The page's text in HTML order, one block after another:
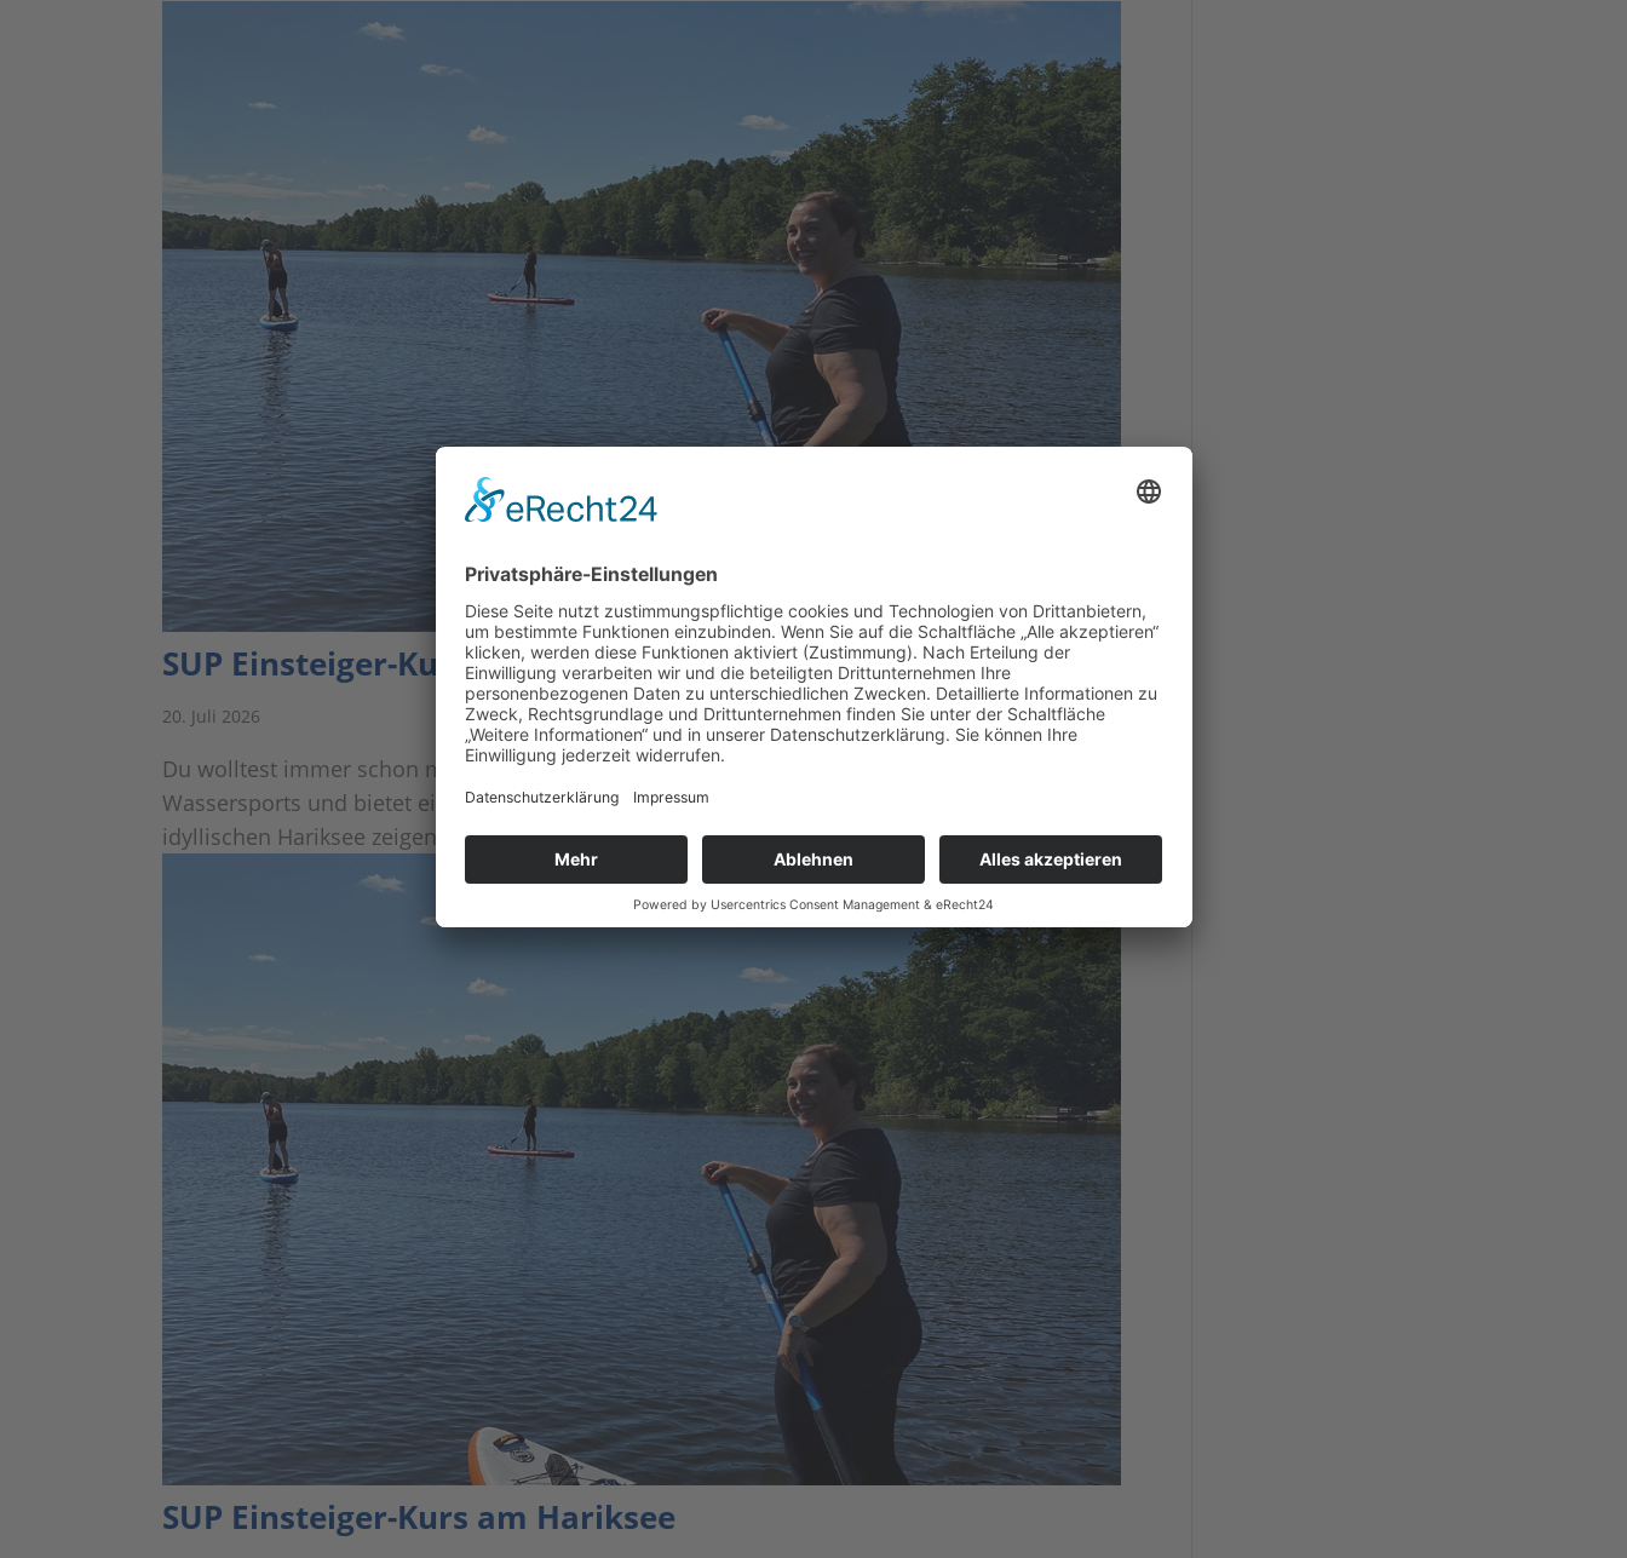
SUP Einsteiger-Kurs am Hariksee
20. Juli 2026
Du wolltest immer schon mal wissen was SUP ist? Stand Up Paddling ist der Allrounder des
Wassersports und bietet ein ideales Fitness Workout und Entspannung in der Natur.Auf dem
idyllischen Hariksee zeigen wir dir, wie es geht, was man dafür braucht und was zu...
SUP Einsteiger-Kurs am Hariksee